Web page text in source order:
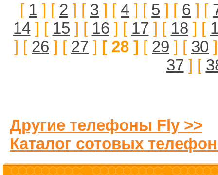
[ 1 ] [ 2 ] [ 3 ] [ 4 ] [ 5 ] [ 6 ] [
14] [ 15 ] [ 16 ] [ 17 ] [ 18 ] [
] [ 26 ] [ 27 ] [ 28 ] [ 29 ] [ 30
37 ] [
Другие телефоны Fly >>
Каталог сотовых